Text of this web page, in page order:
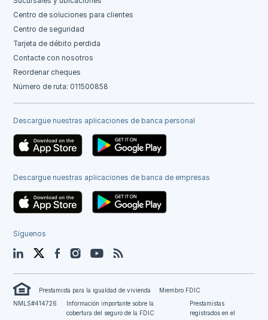
Centro de soluciones para clientes
Centro de seguridad
Tarjeta de débito perdida
Contacte con nosotros
Reordenar cheques
Número de ruta: 011500858
Descargue nuestras aplicaciones de banca personal
Descargue nuestras aplicaciones de banca de empresas
Síguenos
LinkedIn TwitterFacebookInstagramYouTube
Prestamista para la igualdad de vivienda
Miembro FDIC
NMLS#414726
Información importante sobre la
cobertura del seguro de la FDIC
Prestamistas
registrados en el